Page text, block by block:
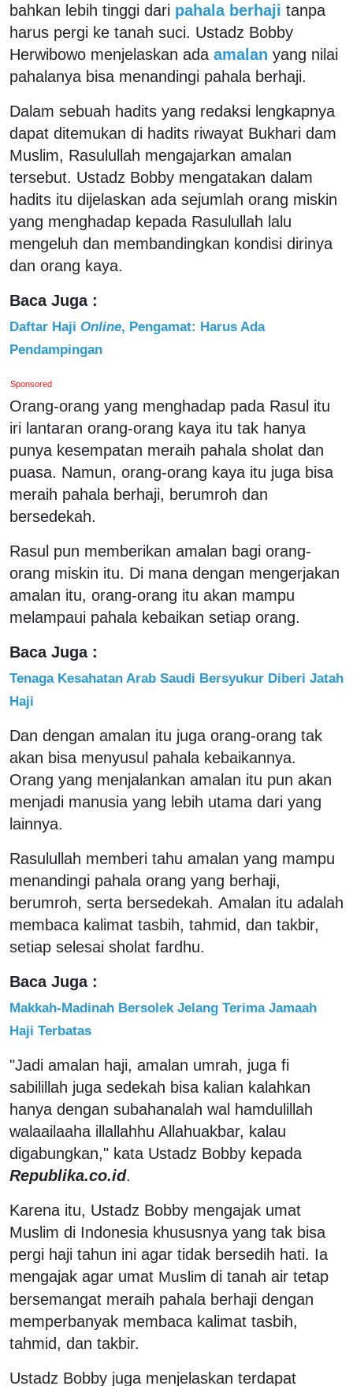
bahkan lebih tinggi dari pahala berhaji tanpa
harus pergi ke tanah suci. Ustadz Bobby
Herwibowo menjelaskan ada amalan yang nilai
pahalanya bisa menandingi pahala berhaji.
Dalam sebuah hadits yang redaksi lengkapnya
dapat ditemukan di hadits riwayat Bukhari dam
Muslim, Rasulullah mengajarkan amalan
tersebut. Ustadz Bobby mengatakan dalam
hadits itu dijelaskan ada sejumlah orang miskin
yang menghadap kepada Rasulullah lalu
mengeluh dan membandingkan kondisi dirinya
dan orang kaya.
Baca Juga :
Daftar Haji Online, Pengamat: Harus Ada
Pendampingan
Sponsored
Orang-orang yang menghadap pada Rasul itu
iri lantaran orang-orang kaya itu tak hanya
punya kesempatan meraih pahala sholat dan
puasa. Namun, orang-orang kaya itu juga bisa
meraih pahala berhaji, berumroh dan
bersedekah.
Rasul pun memberikan amalan bagi orang-
orang miskin itu. Di mana dengan mengerjakan
amalan itu, orang-orang itu akan mampu
melampaui pahala kebaikan setiap orang.
Baca Juga :
Tenaga Kesahatan Arab Saudi Bersyukur Diberi Jatah
Haji
Dan dengan amalan itu juga orang-orang tak
akan bisa menyusul pahala kebaikannya.
Orang yang menjalankan amalan itu pun akan
menjadi manusia yang lebih utama dari yang
lainnya.
Rasulullah memberi tahu amalan yang mampu
menandingi pahala orang yang berhaji,
berumroh, serta bersedekah. Amalan itu adalah
membaca kalimat tasbih, tahmid, dan takbir,
setiap selesai sholat fardhu.
Baca Juga :
Makkah-Madinah Bersolek Jelang Terima Jamaah
Haji Terbatas
"Jadi amalan haji, amalan umrah, juga fi
sabilillah juga sedekah bisa kalian kalahkan
hanya dengan subahanalah wal hamdulillah
walaailaaha illallahhu Allahuakbar, kalau
digabungkan," kata Ustadz Bobby kepada
Republika.co.id.
Karena itu, Ustadz Bobby mengajak umat
Muslim di Indonesia khususnya yang tak bisa
pergi haji tahun ini agar tidak bersedih hati. Ia
mengajak agar umat Muslim di tanah air tetap
bersemangat meraih pahala berhaji dengan
memperbanyak membaca kalimat tasbih,
tahmid, dan takbir.
Ustadz Bobby juga menjelaskan terdapat